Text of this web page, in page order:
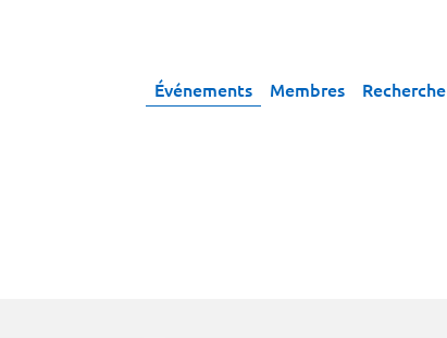
Événements Membres Recherche